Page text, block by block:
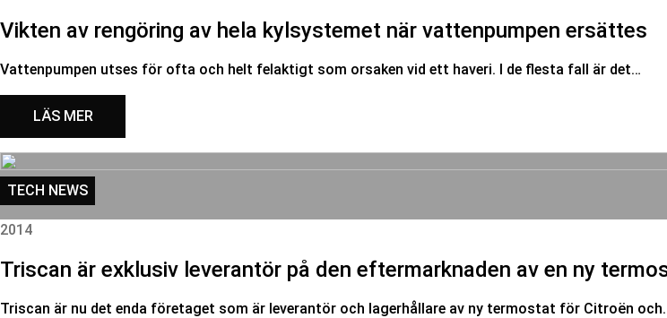
Vikten av rengöring av hela kylsystemet när vattenpumpen ersättes
Vattenpumpen utses för ofta och helt felaktigt som orsaken vid ett haveri. I de flesta fall är det…
LÄS MER
TECH NEWS
2014
Triscan är exklusiv leverantör på den eftermarknaden av en ny
Triscan är nu det enda företaget som är leverantör och lagerhållare av ny termostat för Citroën